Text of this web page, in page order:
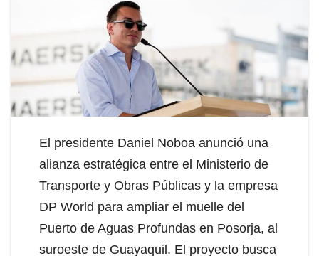
El presidente Daniel Noboa anunció una
alianza estratégica entre el Ministerio de
Transporte y Obras Públicas y la empresa
DP World para ampliar el muelle del
Puerto de Aguas Profundas en Posorja, al
suroeste de Guayaquil. El proyecto busca